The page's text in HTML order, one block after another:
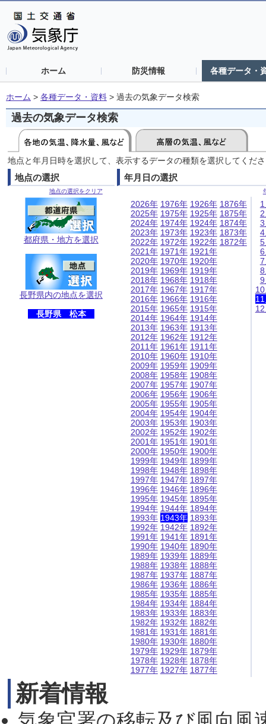
ホーム 防災情報 各種データ・
ホーム > 各種データ・資料 > 過去の気象データ検索
過去の気象データ検索
地点と年月日時を選択して、表示するデータの種類を選択してくだ
地点の選択
地点の選択をクリア
都府県・地方を選択
長野県内の地点を選択
長野県 松本
年月日の選択
2026年
2025年
2024年
2023年
2022年
2021年
2020年
2019年
2018年
2017年
2016年
2015年
2014年
2013年
2012年
2011年
2010年
2009年
2008年
2007年
2006年
2005年
2004年
2003年
2002年
2001年
2000年
1999年
1998年
1997年
1996年
1995年
1994年
1993年
1992年
1991年
1990年
1989年
1988年
1987年
1986年
1985年
1984年
1983年
1982年
1981年
1980年
1979年
1978年
1977年
1976年
1975年
1974年
1973年
1972年
1971年
1970年
1969年
1968年
1967年
1966年
1965年
1964年
1963年
1962年
1961年
1960年
1959年
1958年
1957年
1956年
1955年
1954年
1953年
1952年
1951年
1950年
1949年
1948年
1947年
1946年
1945年
1944年
1943年
1942年
1941年
1940年
1939年
1938年
1937年
1936年
1935年
1934年
1933年
1932年
1931年
1930年
1929年
1928年
1927年
1926年
1925年
1924年
1923年
1922年
1921年
1920年
1919年
1918年
1917年
1916年
1915年
1914年
1913年
1912年
1911年
1910年
1909年
1908年
1907年
1906年
1905年
1904年
1903年
1902年
1901年
1900年
1899年
1898年
1897年
1896年
1895年
1894年
1893年
1892年
1891年
1890年
1889年
1888年
1887年
1886年
1885年
1884年
1883年
1882年
1881年
1880年
1879年
1878年
1877年
1876年
1875年
1874年
1873年
1872年
新着情報